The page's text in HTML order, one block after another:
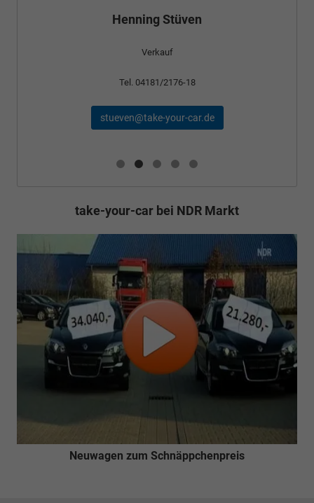
Henning Stüven
Verkauf
Tel. 04181/2176-18
stueven@take-your-car.de
take-your-car bei NDR Markt
Neuwagen zum Schnäppchenpreis